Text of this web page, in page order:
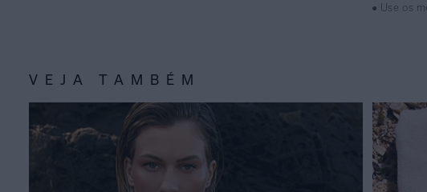
● Use os
VEJA TAMBÉM